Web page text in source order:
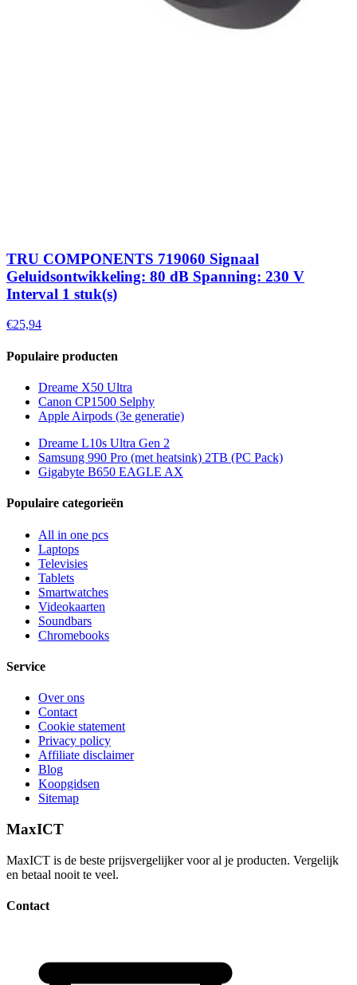
TRU COMPONENTS 719060 Signaal
Geluidsontwikkeling: 80 dB Spanning: 230 V
Interval 1 stuk(s)
€25,94
Populaire producten
Dreame X50 Ultra
Canon CP1500 Selphy
Apple Airpods (3e generatie)
Dreame L10s Ultra Gen 2
Samsung 990 Pro (met heatsink) 2TB (PC Pack)
Gigabyte B650 EAGLE AX
Populaire categorieën
All in one pcs
Laptops
Televisies
Tablets
Smartwatches
Videokaarten
Soundbars
Chromebooks
Service
Over ons
Contact
Cookie statement
Privacy policy
Affiliate disclaimer
Blog
Koopgidsen
Sitemap
MaxICT
MaxICT is de beste prijsvergelijker voor al je producten. Vergelijk
en betaal nooit te veel.
Contact